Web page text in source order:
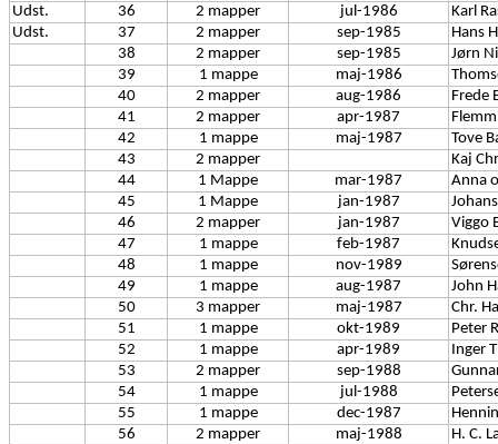
Udst.
36 2 mapper jul-1986
Karl
Udst.
37 2 mapper sep-1985
Hans
38
2 mapper sep-1985
Jørn
39
1 mappe maj-1986
40
2 mapper aug-1986
Frede
41
2 mapper apr-1987
42
1 mappe maj-1987
Tove
43
2 mapper
Kaj
44
1 Mappe mar-1987
Anna
45
1 Mappe jan-1987
46
2 mapper jan-1987
Viggo
47
1 mappe feb-1987
48
1 mappe nov-1989
49
1 mappe aug-1987
John
50
3 mapper maj-1987
Chr.
51
1 mappe okt-1989
Peter
52
1 mappe apr-1989
Inger
53
2 mapper sep-1988
54
1 mappe jul-1988
55
1 mappe dec-1987
56
2 mapper maj-1988
H. C.